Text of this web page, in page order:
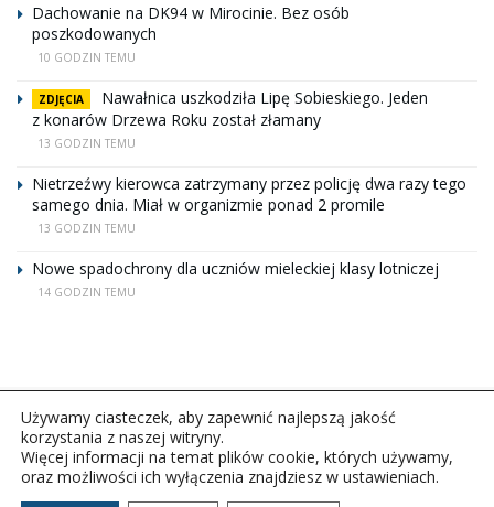
Dachowanie na DK94 w Mirocinie. Bez osób
poszkodowanych
10 GODZIN TEMU
ZDJĘCIA
Nawałnica uszkodziła Lipę Sobieskiego. Jeden
z konarów Drzewa Roku został złamany
13 GODZIN TEMU
Nietrzeźwy kierowca zatrzymany przez policję dwa razy tego
samego dnia. Miał w organizmie ponad 2 promile
13 GODZIN TEMU
Nowe spadochrony dla uczniów mieleckiej klasy lotniczej
14 GODZIN TEMU
Copyright © 2026Polskie Radio Rzeszów S.A. w likwidacj.
Używamy ciasteczek, aby zapewnić najlepszą jakość
korzystania z naszej witryny.
Więcej informacji na temat plików cookie, których używamy,
oraz możliwości ich wyłączenia znajdziesz w ustawieniach.